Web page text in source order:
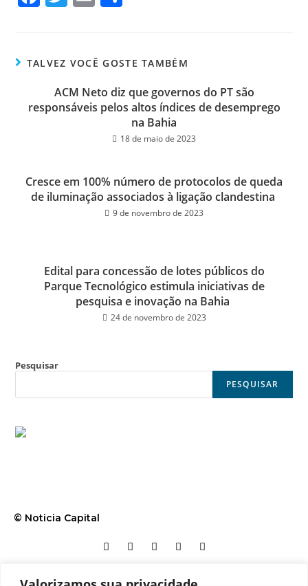
ok er
TALVEZ VOCÊ GOSTE TAMBÉM
ACM Neto diz que governos do PT são
responsáveis pelos altos índices de desemprego
na Bahia
18 de maio de 2023
Cresce em 100% número de protocolos de queda
de iluminação associados à ligação clandestina
9 de novembro de 2023
Edital para concessão de lotes públicos do
Parque Tecnológico estimula iniciativas de
pesquisa e inovação na Bahia
24 de novembro de 2023
Pesquisar
PESQUISAR
© Noticia Capital